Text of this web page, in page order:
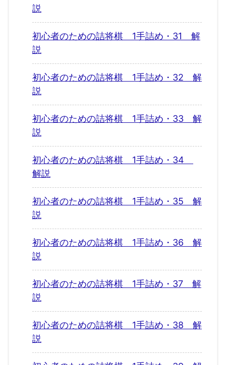
説
初心者のための詰将棋 1手詰め・31 解
説
初心者のための詰将棋 1手詰め・32 解
説
初心者のための詰将棋 1手詰め・33 解
説
初心者のための詰将棋 1手詰め・34
解説
初心者のための詰将棋 1手詰め・35 解
説
初心者のための詰将棋 1手詰め・36 解
説
初心者のための詰将棋 1手詰め・37 解
説
初心者のための詰将棋 1手詰め・38 解
説